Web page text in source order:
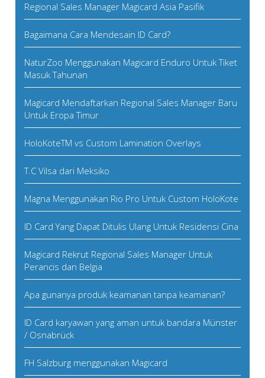
Regional Sales Manager Magicard Asia Pasifik
Bagaimana Cara Mendesain ID Card?
NaturZoo Menggunakan Magicard Enduro Untuk Tiket
Masuk Tahunan
Magicard Mendaftarkan Regional Sales Manager Baru
Untuk Eropa Timur
HoloKoteTM vs Custom Lamination Overlays
T.C Vilsa dari Meksiko
Magna Menggunakan Rio Pro Untuk Custom HoloKote
ID Card Yang Dapat Ditulis Ulang Untuk Residensi Cina
Magicard Rekrut Regional Sales Manager Untuk
Perancis dan Belgia
Apa gunanya produk keamanan tanpa keamanan?
ID Card karyawan yang aman untuk bandara Münster
/ Osnabrück
FH Salzburg menggunakan Magicard